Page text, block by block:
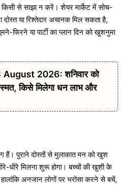
से साझा न करें। शेयर मार्केट में सोच-
या रिश्तेदार अचानक मिल सकता है,
फिरने या पार्टी का प्लान दिन को खुशनुमा
2026: शनिवार को
किसे मिलेगा धन लाभ और
पुराने दोस्तों से मुलाकात मन को खुश
धीरे मिलना शुरू होगा। बच्चों की खुशी के
अनजान लोगों पर भरोसा करने से बचें,